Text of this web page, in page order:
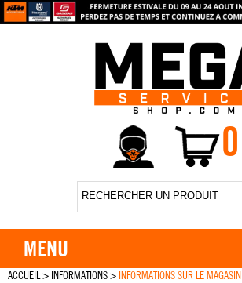
0
MENU
ACCUEIL> INFORMATIONS> INFORMATIONS SUR LE MAGASIN